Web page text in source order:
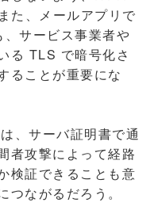
た、メールアプリで
サービス事業者や
る TLS で暗号化さ
ることが重要にな
、サーバ証明書で通
者攻撃によって経路
検証できることも意
ながるだろう。